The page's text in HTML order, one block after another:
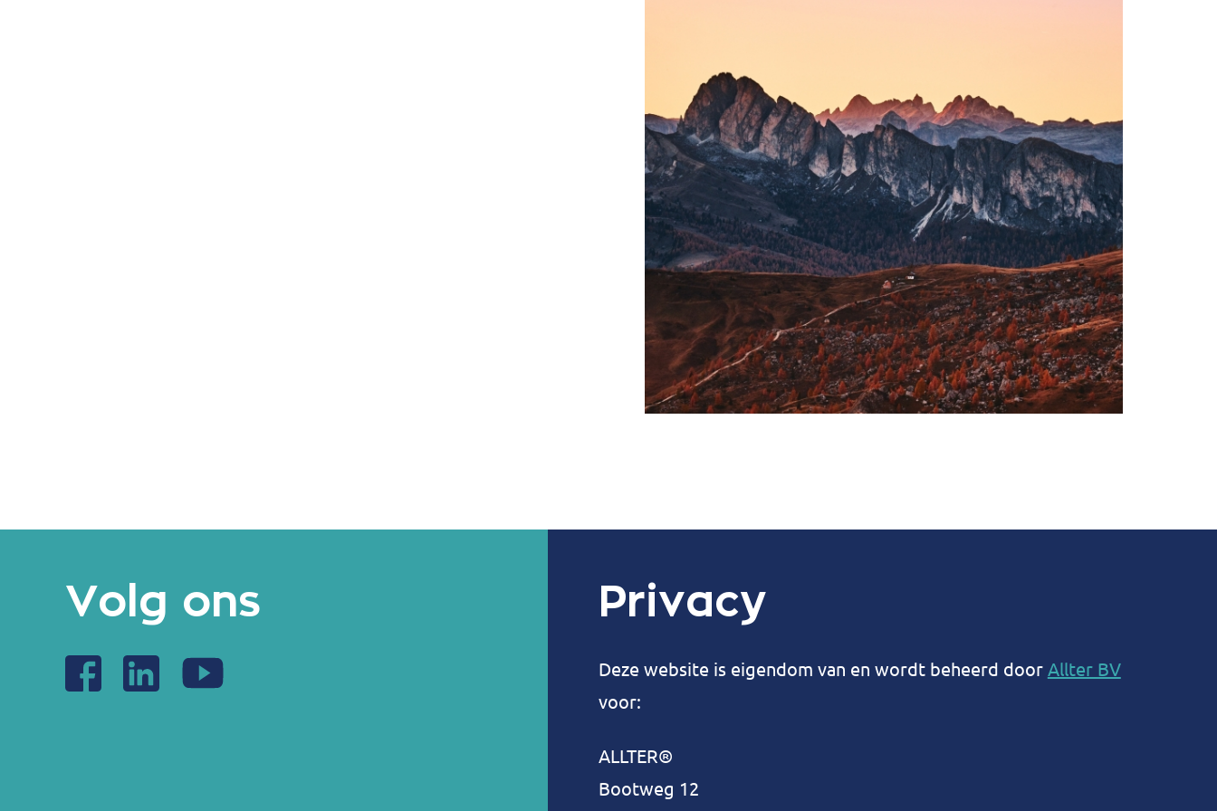
Volg ons Privacy
Deze website is eigendom van en wordt beheerd door Allter BV
voor:
ALLTER®
Bootweg 12